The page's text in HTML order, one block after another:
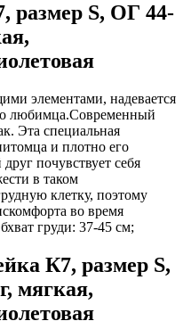
размер S, ОГ 44-
элементами, надевается
любимца.Современный
Эта специальная
и плотно его
почувствует себя
в таком
клетку, поэтому
во время
груди: 37-45 см;
К7, размер S,
мягкая,